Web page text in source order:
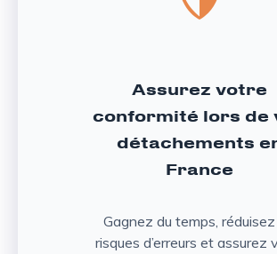
Assurez votre
conformité lors de
détachements
France
Gagnez du temps,
risques d’erreurs et assurez